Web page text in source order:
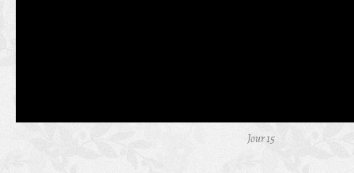
Jour 15